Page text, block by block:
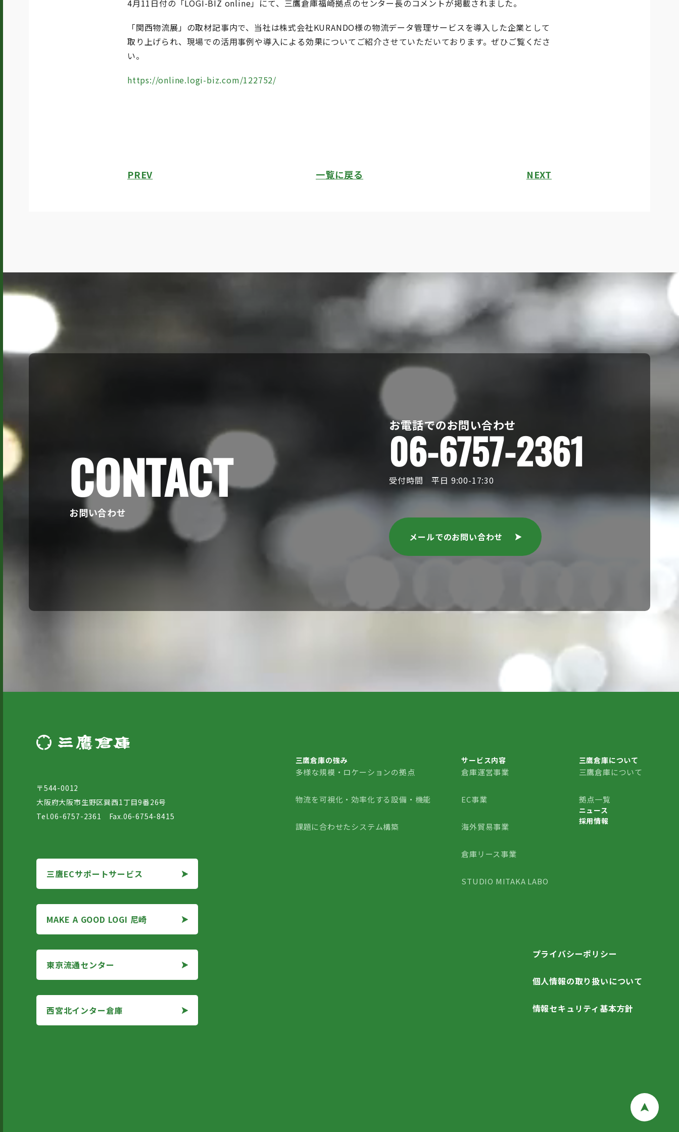
4月11日付の「LOGI-BIZ online」にて、三鷹倉庫福崎拠点のセンター長のコメントが掲載されました。
「関西物流展」の取材記事内で、当社は株式会社KURANDO様の物流データ管理サービスを導入した企業として
取り上げられ、現場での活用事例や導入による効果についてご紹介させていただいております。ぜひご覧くださ
い。
https://online.logi-biz.com/122752/
PREV 一覧に戻る NEXT
CONTACT
お問い合わせ
お電話でのお問い合わせ
06-6757-2361
受付時間 平日 9:00-17:30
メールでのお問い合わせ
〒544-0012
大阪府大阪市生野区巽西1丁目9番26号
Tel.06-6757-2361 Fax.06-6754-8415
三鷹ECサポートサービス
三鷹ECサポートサービス
MAKE A GOOD LOGI 尼崎
MAKE A GOOD LOGI 尼崎
東京流通センター
東京流通センター
西宮北インター倉庫
三鷹倉庫の強み
三鷹倉庫の強み
多様な規模・ロケーションの拠点
物流を可視化・効率化する設備・機能
課題に合わせたシステム構築
サービス内容
倉庫運営事業
EC事業
海外貿易事業
倉庫リース事業
STUDIO MITAKA LABO
三鷹倉庫について
三鷹倉庫について
拠点一覧
ニュース
ニュース
採用情報
プライバシーポリシー
個人情報の取り扱いについて
情報セキュリティ基本方針